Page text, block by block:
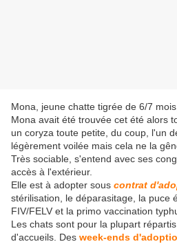
Mona, jeune chatte tigrée de 6/7
Mona avait été trouvée cet été alors
un coryza toute petite, du coup, l'un
légèrement voilée mais cela ne la
Très sociable, s'entend avec ses
accès à l'extérieur.
Elle est à adopter sous contrat
stérilisation, le déparasitage, la puce
FIV/FELV et la primo vaccination
Les chats sont pour la plupart
d'accueils. Des week-ends